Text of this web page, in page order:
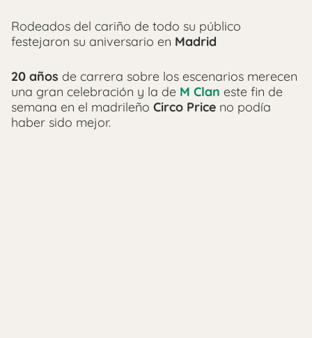
Rodeados del cariño de todo su público
festejaron su aniversario en Madrid
20 años de carrera sobre los escenarios merecen
una gran celebración y la de M Clan este fin de
semana en el madrileño Circo Price no podía
haber sido mejor.